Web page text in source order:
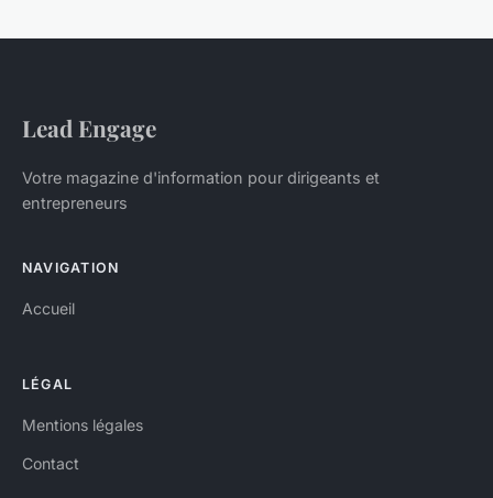
Lead Engage
Votre magazine d'information pour dirigeants et
entrepreneurs
NAVIGATION
Accueil
LÉGAL
Mentions légales
Contact